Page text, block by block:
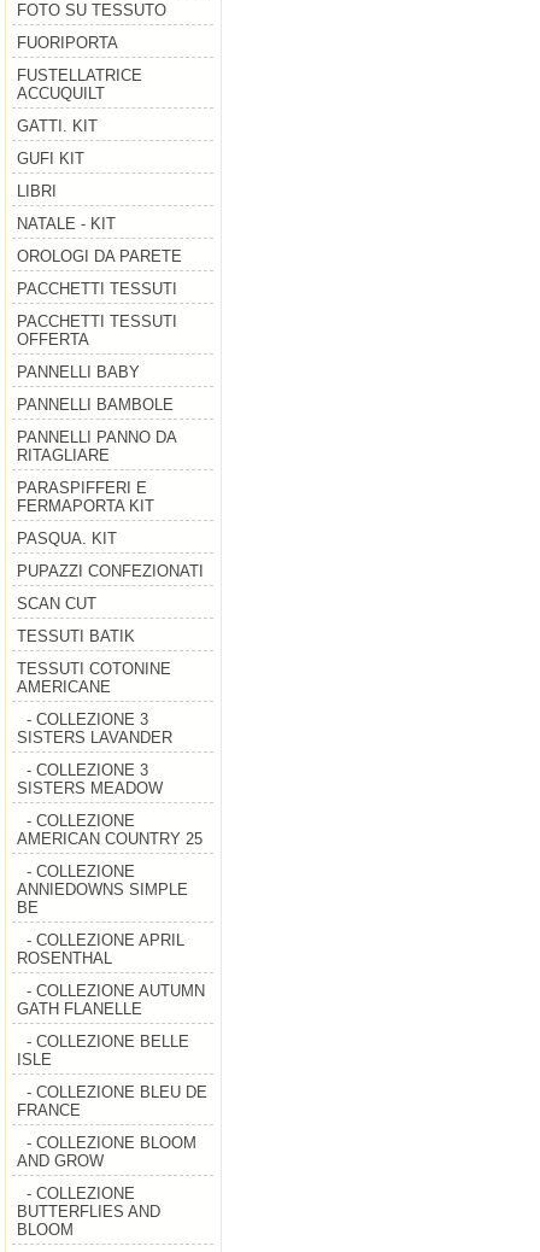
FOTO SU TESSUTO
FUORIPORTA
FUSTELLATRICE
ACCUQUILT
GATTI. KIT
GUFI KIT
LIBRI
NATALE - KIT
OROLOGI DA PARETE
PACCHETTI TESSUTI
PACCHETTI TESSUTI
OFFERTA
PANNELLI BABY
PANNELLI BAMBOLE
PANNELLI PANNO DA
RITAGLIARE
PARASPIFFERI E
FERMAPORTA KIT
PASQUA. KIT
PUPAZZI CONFEZIONATI
SCAN CUT
TESSUTI BATIK
TESSUTI COTONINE
AMERICANE
- COLLEZIONE 3
SISTERS LAVANDER
- COLLEZIONE 3
SISTERS MEADOW
- COLLEZIONE
AMERICAN COUNTRY 25
- COLLEZIONE
ANNIEDOWNS SIMPLE
BE
- COLLEZIONE APRIL
ROSENTHAL
- COLLEZIONE AUTUMN
GATH FLANELLE
- COLLEZIONE BELLE
ISLE
- COLLEZIONE BLEU DE
FRANCE
- COLLEZIONE BLOOM
AND GROW
- COLLEZIONE
BUTTERFLIES AND
BLOOM